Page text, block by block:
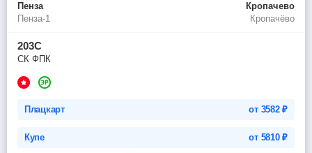
Пенза
Кропачево
Пенза-1
Кропачёво
203С
СК ФПК
Плацкарт от 3582₽
Купе от 5810₽